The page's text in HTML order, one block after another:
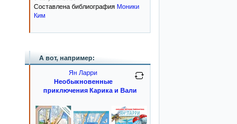
Составлена библиография Моники
Ким
А вот, например:
Ян Ларри
Необыкновенные
приключения Карика и Вали